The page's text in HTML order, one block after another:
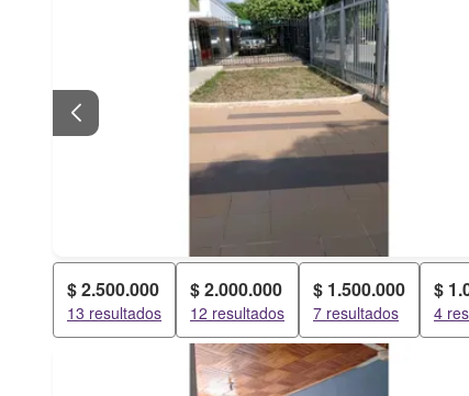
$ 2.500.000
13 resultados
$ 2.000.000
12 resultados
$ 1.500.000
7 resultados
$
4